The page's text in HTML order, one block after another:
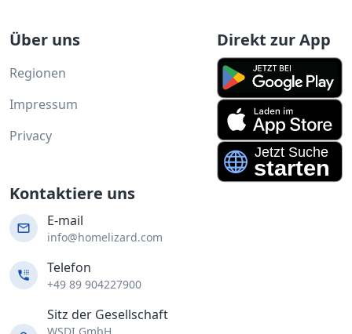
Über uns
Regionen
Impressum
Privacy
Direkt zur App
Kontaktiere uns
E-mail
info@homelizard.com
Telefon
+49 89 904227900
Sitz der Gesellschaft